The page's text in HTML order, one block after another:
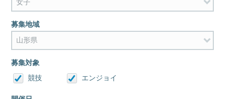
募集地域
募集対象
競技
エンジョイ